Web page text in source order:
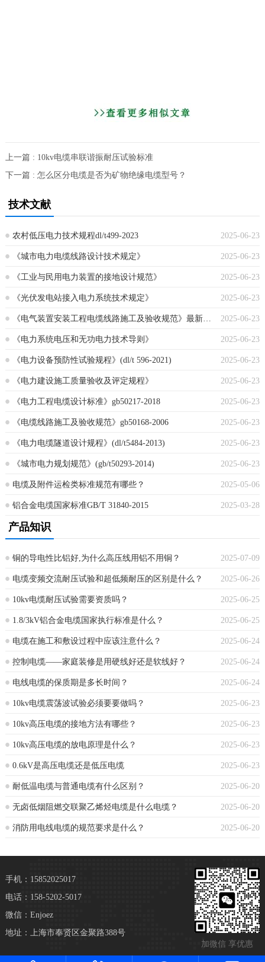
上一篇 : 10kv电缆串联谐振耐压试验标准
下一篇 : 怎么区分电缆是否为矿物绝缘电缆型号？
技术文献
2025-06-23
农村低压电力技术规程dl/t499-2023
2025-06-23
《城市电力电缆线路设计技术规定》
2025-06-23
《工业与民用电力装置的接地设计规范》
2025-06-23
《光伏发电站接入电力系统技术规定》
2025-06-23
《电气装置安装工程电缆线路施工及验收规范》最新版本
2025-06-23
《电力系统电压和无功电力技术导则》
2025-06-23
《电力设备预防性试验规程》(dl/t 596-2021)
2025-06-23
《电力建设施工质量验收及评定规程》
2025-06-23
《电力工程电缆设计标准》gb50217-2018
2025-06-23
《电缆线路施工及验收规范》gb50168-2006
2025-06-23
《电力电缆隧道设计规程》(dl/t5484-2013)
2025-06-23
《城市电力规划规范》(gb/t50293-2014)
2025-05-06
电缆及附件运检类标准规范有哪些？
2025-03-28
铝合金电缆国家标准GB/T 31840-2015
产品知识
2025-07-09
铜的导电性比铝好,为什么高压线用铝不用铜？
2025-06-26
电缆变频交流耐压试验和超低频耐压的区别是什么？
2025-06-25
10kv电缆耐压试验需要资质吗？
2025-06-25
1.8/3kV铝合金电缆国家执行标准是什么？
2025-06-24
电缆在施工和敷设过程中应该注意什么？
2025-06-24
控制电缆——家庭装修是用硬线好还是软线好？
2025-06-24
电线电缆的保质期是多长时间？
2025-06-23
10kv电缆震荡波试验必须要要做吗？
2025-06-23
10kv高压电缆的接地方法有哪些？
2025-06-23
10kv高压电缆的放电原理是什么？
2025-06-23
0.6kV是高压电缆还是低压电缆
2025-06-20
耐低温电缆与普通电缆有什么区别？
2025-06-20
无卤低烟阻燃交联聚乙烯烃电缆是什么电缆？
2025-06-20
消防用电线电缆的规范要求是什么？
加微信 享优惠
手机：15852025017
电话：158-5202-5017
微信：Enjoez
地址：上海市奉贤区金聚路388号